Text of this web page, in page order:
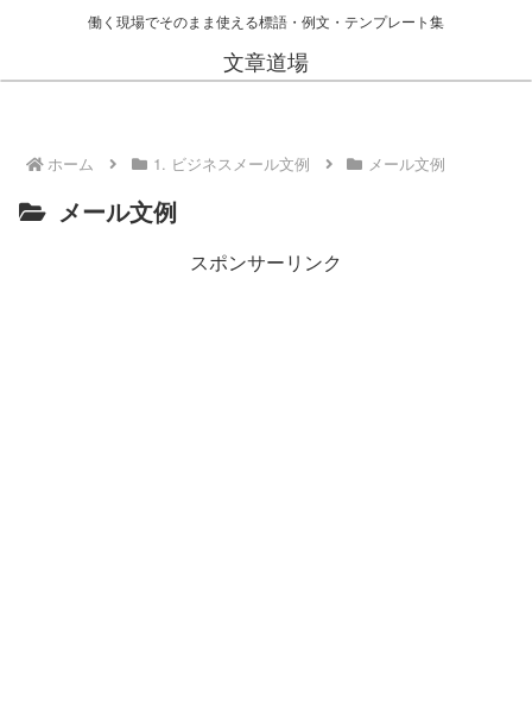
働く現場でそのまま使える標語・例文・テンプレート集
文章道場
ホーム 1. ビジネスメール文例 メール文例
メール文例
スポンサーリンク